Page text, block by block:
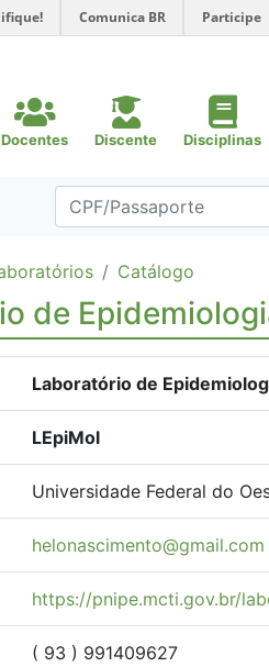
Comunica BR Participe
Docentes Discente Disciplinas
Catálogo
de
Laboratório de
LEpiMol
Universidade Federal do
helonascimento@gmail.com
https://pnipe.mcti.gov.br/
( 93 ) 991409627